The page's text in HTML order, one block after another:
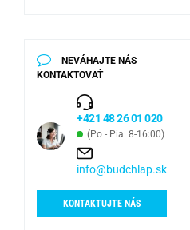
NEVÁHAJTE NÁS
KONTAKTOVAŤ
+421 48 26 01 020
(Po - Pia: 8-16:00)
info@budchlap.sk
KONTAKTUJTE NÁS